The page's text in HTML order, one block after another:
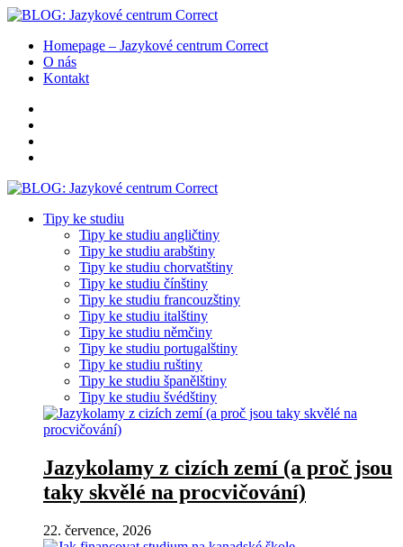
Homepage – Jazykové centrum Correct
O nás
Kontakt
Tipy ke studiu
Tipy ke studiu angličtiny
Tipy ke studiu arabštiny
Tipy ke studiu chorvatštiny
Tipy ke studiu čínštiny
Tipy ke studiu francouzštiny
Tipy ke studiu italštiny
Tipy ke studiu němčiny
Tipy ke studiu portugalštiny
Tipy ke studiu ruštiny
Tipy ke studiu španělštiny
Tipy ke studiu švédštiny
Jazykolamy z cizích zemí (a proč jsou
taky skvělé na procvičování)
22. července, 2026